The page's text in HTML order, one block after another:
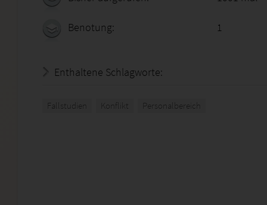
Benotung: 1
Enthaltene Schlagworte:
Fallstudien Konflikt Personalbereich